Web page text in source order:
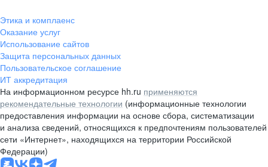
Этика и комплаенс
Оказание услуг
Использование сайтов
Защита персональных данных
Пользовательское соглашение
ИТ аккредитация
На информационном ресурсе hh.ru применяются
рекомендательные технологии (информационные технологии
предоставления информации на основе сбора, систематизации
и анализа сведений, относящихся к предпочтениям пользователей
сети «Интернет», находящихся на территории Российской
Федерации)